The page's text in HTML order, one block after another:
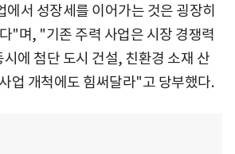
에서 성장세를 이어가는 것은 굉장히
"며, "기존 주력 사업은 시장 경쟁력
에 첨단 도시 건설, 친환경 소재 산
업 개척에도 힘써달라"고 당부했다.